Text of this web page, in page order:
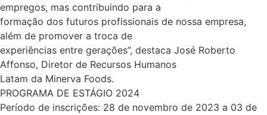
empregos, mas contribuindo para a
formação dos futuros profissionais de nossa empresa,
além de promover a troca de
experiências entre gerações”, destaca José Roberto
Affonso, Diretor de Recursos Humanos
Latam da Minerva Foods.
PROGRAMA DE ESTÁGIO 2024
Período de inscrições: 28 de novembro de 2023 a 03 de